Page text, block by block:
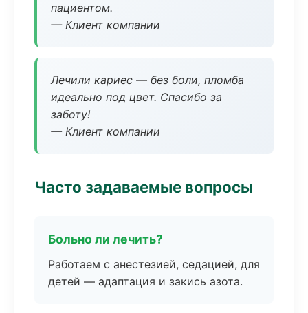
пациентом.
— Клиент компании
Лечили кариес — без боли, пломба
идеально под цвет. Спасибо за
заботу!
— Клиент компании
Часто задаваемые вопросы
Больно ли лечить?
Работаем с анестезией, седацией, для
детей — адаптация и закись азота.